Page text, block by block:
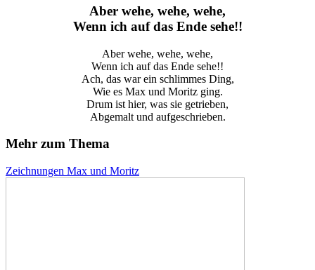
Aber wehe, wehe, wehe,
Wenn ich auf das Ende sehe!!
Aber wehe, wehe, wehe,
Wenn ich auf das Ende sehe!!
Ach, das war ein schlimmes Ding,
Wie es Max und Moritz ging.
Drum ist hier, was sie getrieben,
Abgemalt und aufgeschrieben.
Mehr zum Thema
Zeichnungen Max und Moritz